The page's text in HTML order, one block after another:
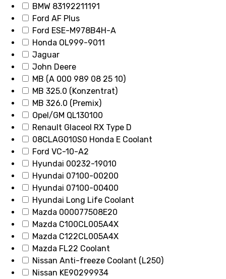
BMW 83192211191
Ford AF Plus
Ford ESE-M978B4H-A
Honda OL999-9011
Jaguar
John Deere
MB (A 000 989 08 25 10)
MB 325.0 (Konzentrat)
MB 326.0 (Premix)
Opel/GM QL130100
Renault Glaceol RX Type D
08CLAG010S0 Honda E Coolant
Ford VC-10-A2
Hyundai 00232-19010
Hyundai 07100-00200
Hyundai 07100-00400
Hyundai Long Life Coolant
Mazda 000077508E20
Mazda C100CL005A4X
Mazda C122CL005A4X
Mazda FL22 Coolant
Nissan Anti-freeze Coolant (L250)
Nissan KE90299934